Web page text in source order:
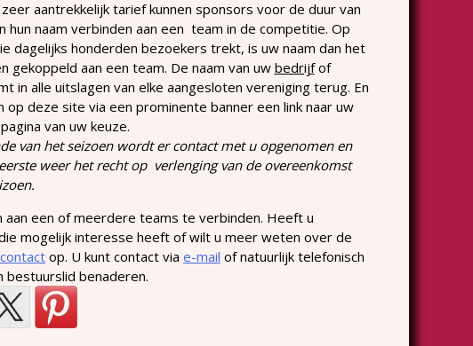
aantrekkelijk tarief kunnen sponsors voor de duur van
hun naam verbinden aan een team in de competitie. Op
dagelijks honderden bezoekers trekt, is uw naam dan het
gekoppeld aan een team. De naam van uwbedrijfof
in alle uitslagen van elke aangesloten vereniging terug. En
op deze site via een prominente banner een link naar uw
van uw keuze.
van het seizoen wordt er contact met u opgenomen en
weer het recht op verlenging van de overeenkomst
een of meerdere teams te verbinden. Heeft u
mogelijk interesse heeft of wilt u meer weten over de
contact op. U kunt contact via e-mail of natuurlijk telefonisch
bestuurslid benaderen.